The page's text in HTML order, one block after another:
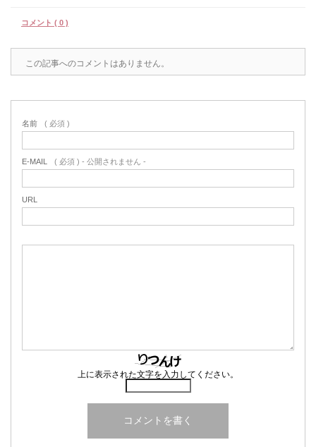
コメント ( 0 )
この記事へのコメントはありません。
名前 ( 必須 )
E-MAIL ( 必須 ) - 公開されません -
URL
上に表示された文字を入力してください。